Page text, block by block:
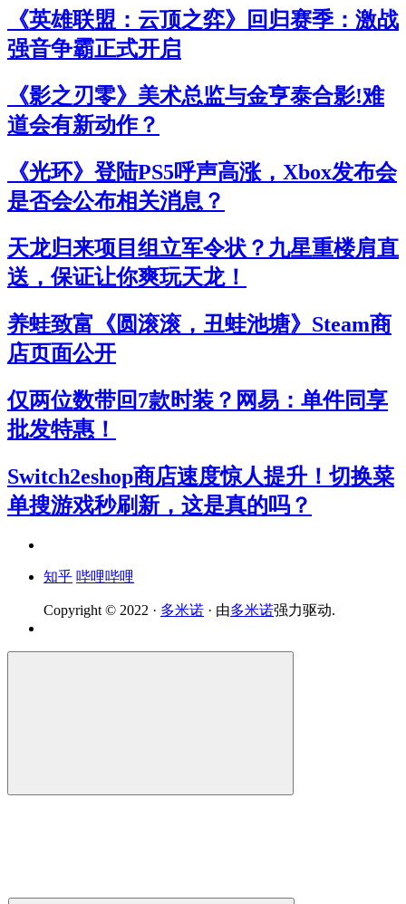
《英雄联盟：云顶之弈》回归赛季：激战
强音争霸正式开启
《影之刃零》美术总监与金亨泰合影!难
道会有新动作？
《光环》登陆PS5呼声高涨，Xbox发布会
是否会公布相关消息？
天龙归来项目组立军令状？九星重楼肩直
送，保证让你爽玩天龙！
养蛙致富《圆滚滚，丑蛙池塘》Steam商
店页面公开
仅两位数带回7款时装？网易：单件同享
批发特惠！
Switch2eshop商店速度惊人提升！切换菜
单搜游戏秒刷新，这是真的吗？
知乎 哔哩哔哩
Copyright © 2022 · 多米诺 · 由多米诺强力驱动.